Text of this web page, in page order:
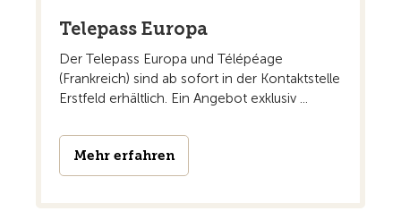
Telepass Europa
Der Telepass Europa und Télépéage
(Frankreich) sind ab sofort in der Kontaktstelle
Erstfeld erhältlich. Ein Angebot exklusiv ...
Mehr erfahren